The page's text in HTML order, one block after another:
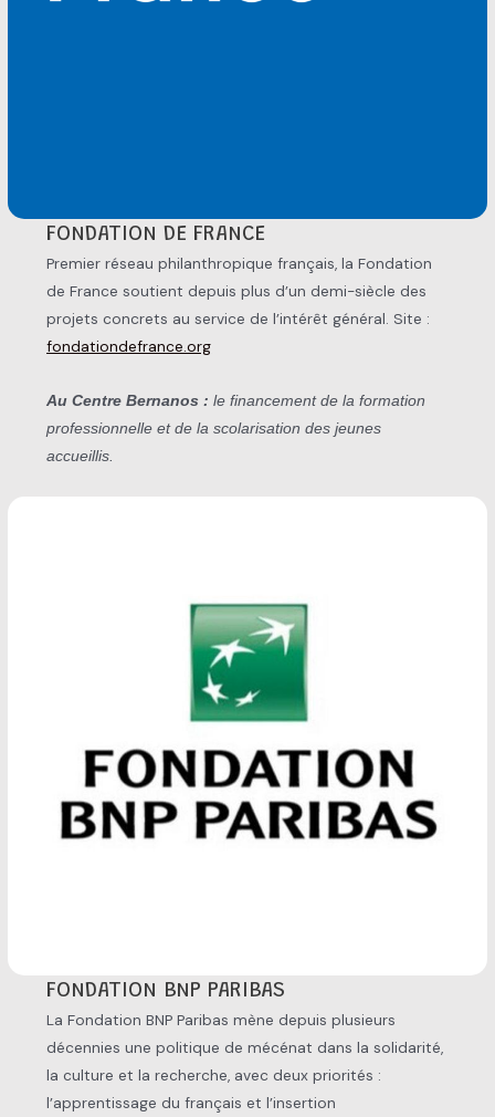
FONDATION DE FRANCE
Premier réseau philanthropique français, la Fondation
de France soutient depuis plus d’un demi-siècle des
projets concrets au service de l’intérêt général. Site :
fondationdefrance.org
Au Centre Bernanos : le financement de la formation
professionnelle et de la scolarisation des jeunes
accueillis.
FONDATION BNP PARIBAS
La Fondation BNP Paribas mène depuis plusieurs
décennies une politique de mécénat dans la solidarité,
la culture et la recherche, avec deux priorités :
l’apprentissage du français et l’insertion